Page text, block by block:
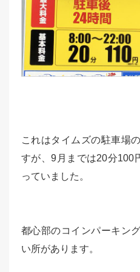
これはタイムズの駐車場
すが、9月までは20分100
っていました。
都心部のコインパーキン
い所があります。